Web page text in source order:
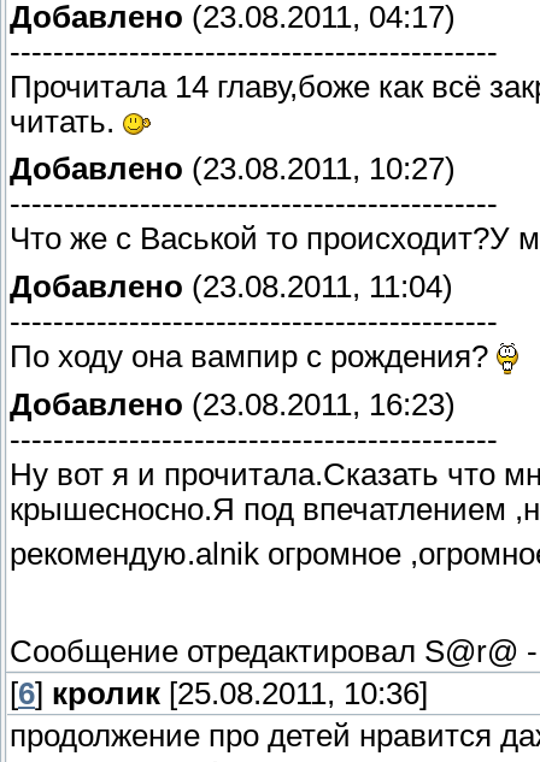
Добавлено (23.08.2011, 04:17)
---------------------------------------------
Прочитала 14 главу,боже как всё
читать.
Добавлено (23.08.2011, 10:27)
---------------------------------------------
Что же с Васькой то происходит?У
Добавлено (23.08.2011, 11:04)
---------------------------------------------
По ходу она вампир с рождения?
Добавлено (23.08.2011, 16:23)
---------------------------------------------
Ну вот я и прочитала.Сказать что
крышесносно.Я под впечатлением
рекомендую.alnik огромное
Сообщение отредактировал S@r@
[6] кролик [25.08.2011, 10:36]
продолжение про детей нравится